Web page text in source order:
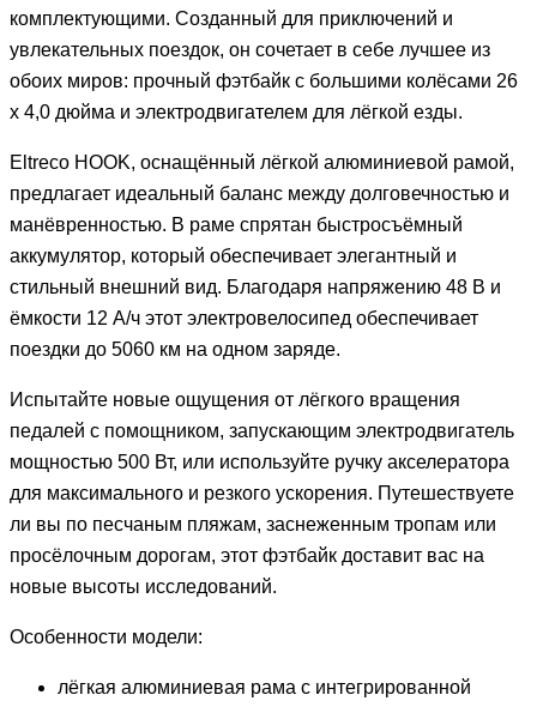
комплектующими. Созданный для приключений и
увлекательных поездок, он сочетает в себе лучшее из
обоих миров: прочный фэтбайк с большими колёсами 26
x 4,0 дюйма и электродвигателем для лёгкой езды.
Eltreco HOOK, оснащённый лёгкой алюминиевой рамой,
предлагает идеальный баланс между долговечностью и
манёвренностью. В раме спрятан быстросъёмный
аккумулятор, который обеспечивает элегантный и
стильный внешний вид. Благодаря напряжению 48 В и
ёмкости 12 А/ч этот электровелосипед обеспечивает
поездки до 5060 км на одном заряде.
Испытайте новые ощущения от лёгкого вращения
педалей с помощником, запускающим электродвигатель
мощностью 500 Вт, или используйте ручку акселератора
для максимального и резкого ускорения. Путешествуете
ли вы по песчаным пляжам, заснеженным тропам или
просёлочным дорогам, этот фэтбайк доставит вас на
новые высоты исследований.
Особенности модели:
лёгкая алюминиевая рама с интегрированной